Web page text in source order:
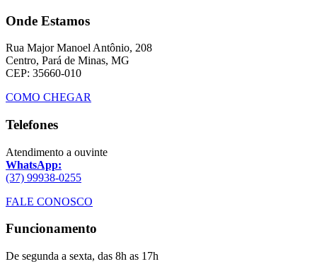
Onde Estamos
Rua Major Manoel Antônio, 208
Centro, Pará de Minas, MG
CEP: 35660-010
COMO CHEGAR
Telefones
Atendimento a ouvinte
WhatsApp:
(37) 99938-0255
FALE CONOSCO
Funcionamento
De segunda a sexta, das 8h as 17h